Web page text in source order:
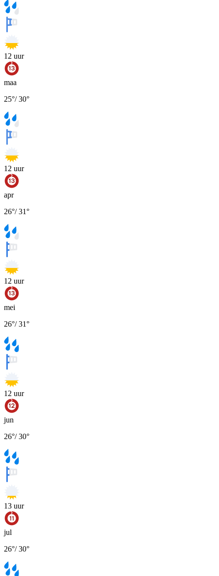
12 uur
maa
25°/30°
12 uur
apr
26°/31°
12 uur
mei
26°/31°
12 uur
jun
26°/30°
13 uur
jul
26°/30°